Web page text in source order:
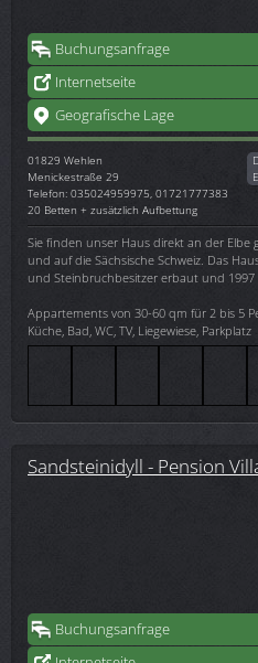
Buchungsanfrage
Internetseite
Geografische Lage
01829 Wehlen
Menickestraße 29
Telefon: 035024959975, 01721777383
20 Betten + zusätzlich Aufbettung
Sie finden unser Haus direkt an der Elbe
und auf die Sächsische Schweiz. Das
und Steinbruchbesitzer erbaut und 1997
Appartements von 30-60 qm für 2 bis 5
Küche, Bad, WC, TV, Liegewiese, Parkplatz
Sandsteinidyll - Pension
Buchungsanfrage